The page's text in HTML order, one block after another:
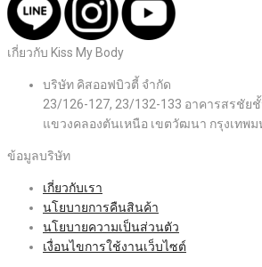
เกี่ยวกับ Kiss My Body
บริษัท คิสออฟบิวตี้ จำกัด
23/126-127, 23/132-133 อาคารสรชัย
แขวงคลองตันเหนือ เขตวัฒนา กรุงเทพม
ข้อมูลบริษัท
เกี่ยวกับเรา
นโยบายการคืนสินค้า
นโยบายความเป็นส่วนตัว
เงื่อนไขการใช้งานเว็บไซต์